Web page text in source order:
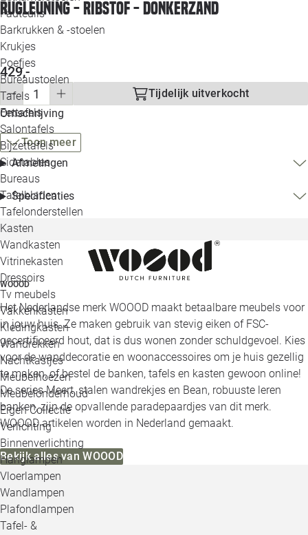
Fauteuils
Barkrukken & -stoelen
Krukjes
Poefjes
Bureaustoelen
Tafels
Eettafels
Salontafels
Bijzettafels
Sidetables
Bureaus
Tafelbladen
Tafelonderstellen
Kasten
Wandkasten
Vitrinekasten
Dressoirs
Tv meubels
Vakkenkasten
Kledingkasten
Wandrekken
Nachtkastjes
Meubelhoezen
Meubelonderhoud
Eigen Collectie
Verlichting
Binnenverlichting
Hanglampen
Vloerlampen
Wandlampen
Plafondlampen
Tafel- &
Alle
Rugleuning - Ribstof - Donkerzand
429,-
Tijdelijk uitverkocht
Omschrijving
Toon meer
Afmetingen
Specificaties
WOOOD
Het Nederlandse merk WOOOD maakt betaalbare meubels voor
in jouw huis. Ze maken gebruik van stevig eiken of FSC-
gecertificeerd hout, dat is dus wonen zonder schuldgevoel. Kies
voor de wanddecoratie en woonaccessoires om je huis gezellig
te maken, of bestel de banken, tafels en kasten gewoon online!
De series Meert, stalen wandrekjes en Bean, robuuste leren
banken, zijn de opvallende paradepaardjes van dit merk.
WOOOD artikelen worden in Nederland gemaakt.
Bekijk alles van WOOOD